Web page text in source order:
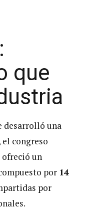
que
desarrolló una
el congreso
ofreció un
por 14
por